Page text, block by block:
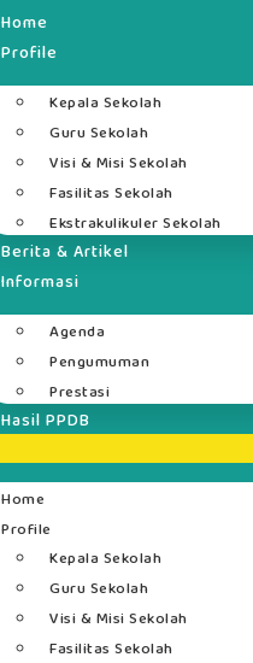
Home
Profile
Kepala Sekolah
Guru Sekolah
Visi & Misi Sekolah
Fasilitas Sekolah
Ekstrakulikuler Sekolah
Berita & Artikel
Informasi
Agenda
Pengumuman
Prestasi
Hasil PPDB
Home
Profile
Kepala Sekolah
Guru Sekolah
Visi & Misi Sekolah
Fasilitas Sekolah